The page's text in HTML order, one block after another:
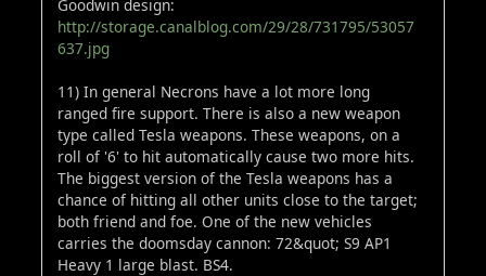
Goodwin design:
http://storage.canalblog.com/29/28/731795/53057
637.jpg
11) In general Necrons have a lot more long
ranged fire support. There is also a new weapon
type called Tesla weapons. These weapons, on a
roll of '6' to hit automatically cause two more hits.
The biggest version of the Tesla weapons has a
chance of hitting all other units close to the target;
both friend and foe. One of the new vehicles
carries the doomsday cannon: 72&quot; S9 AP1
Heavy 1 large blast. BS4.